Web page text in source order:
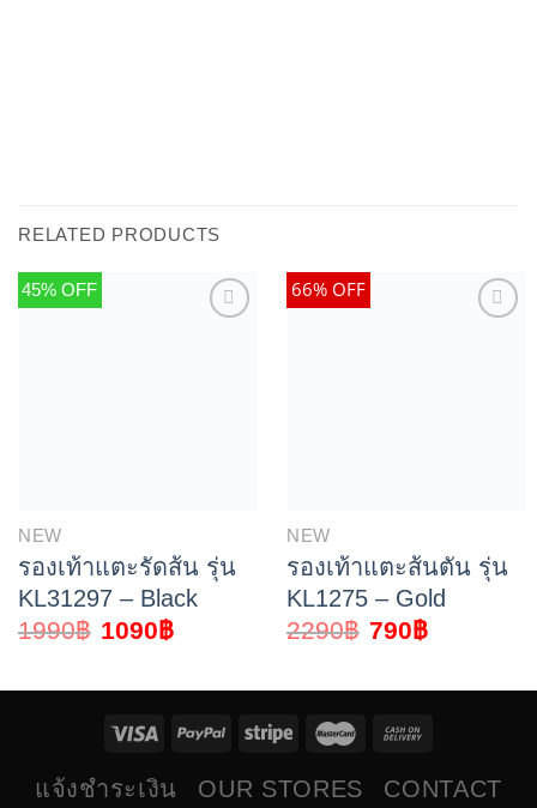
RELATED PRODUCTS
45% OFF
NEW
รองเท้าแตะรัดส้น รุ่น
KL31297 – Black
1990฿ 1090฿
66% OFF
NEW
รองเท้าแตะส้นตัน รุ่น
KL1275 – Gold
2290฿ 790฿
แจ้งชำระเงิน OUR STORES CONTACT